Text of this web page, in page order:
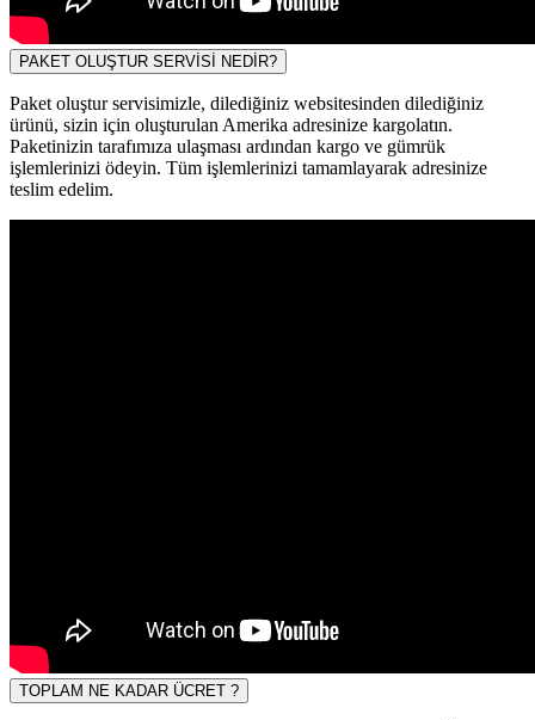
PAKET OLUŞTUR SERVİSİ NEDİR?
Paket oluştur servisimizle, dilediğiniz websitesinden dilediğiniz
ürünü, sizin için oluşturulan Amerika adresinize kargolatın.
Paketinizin tarafımıza ulaşması ardından kargo ve gümrük
işlemlerinizi ödeyin. Tüm işlemlerinizi tamamlayarak adresinize
teslim edelim.
TOPLAM NE KADAR ÜCRET ?